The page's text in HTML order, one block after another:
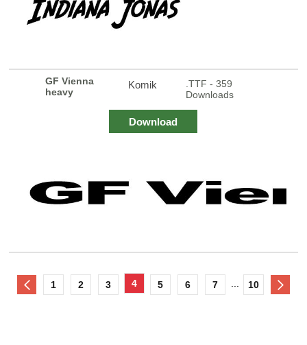
GF Vienna
heavy
Komik
.TTF - 359
Downloads
Download
1 2 3 4 5 6 7 10